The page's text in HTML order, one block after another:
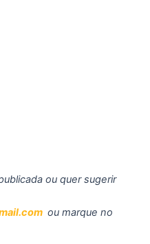
ou quer sugerir
ou marque no